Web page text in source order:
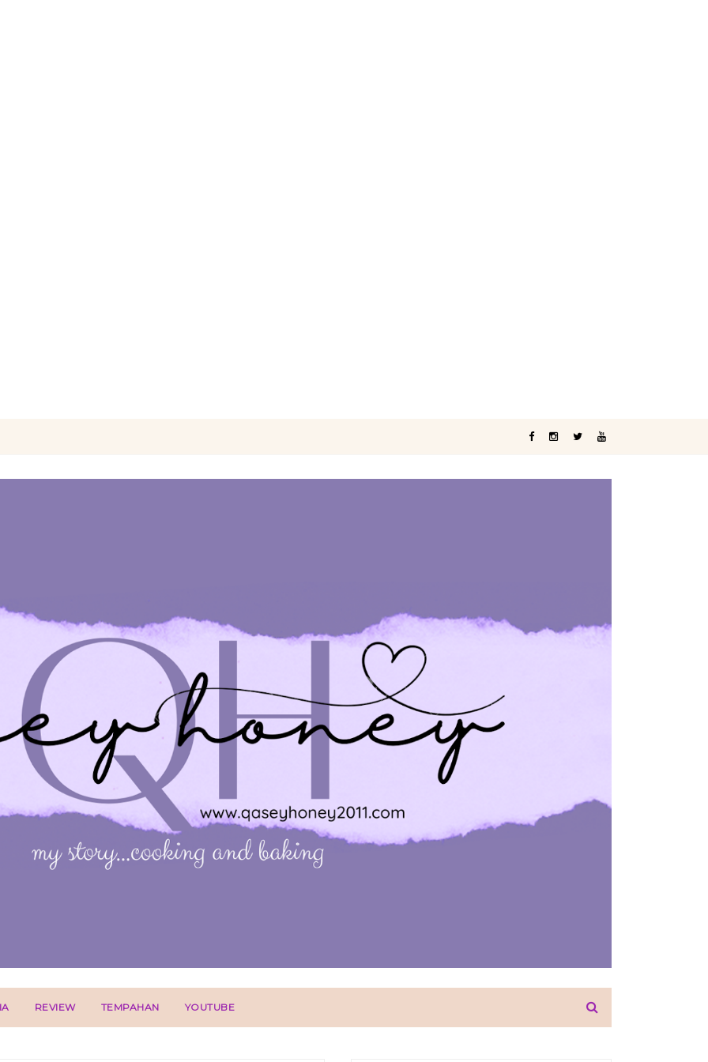
REVIEW TEMPAHAN YOUTUBE